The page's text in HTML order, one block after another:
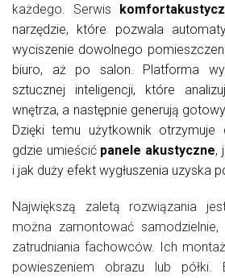
każdego. Serwis
narzędzie, które pozwala
wyciszenie dowolnego
biuro, aż po salon. Platforma
sztucznej inteligencji, które
wnętrza, a następnie generują gotowy
Dzięki temu użytkownik otrzymuje
gdzie umieścić panele akustyczne,
i jak duży efekt wygłuszenia uzyska
Największą zaletą rozwiązania
można zamontować
zatrudniania fachowców. Ich
powieszeniem obrazu lub półki.